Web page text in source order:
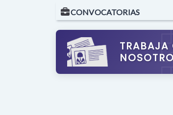
CONVOCATORIAS
TRABAJA